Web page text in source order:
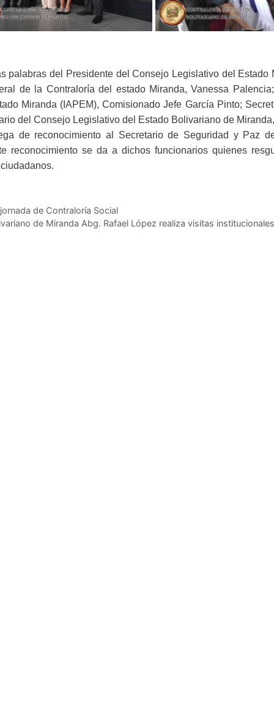
palabras del Presidente del Consejo Legislativo del Estado
de la Contraloría del estado Miranda, Vanessa
Miranda (IAPEM), Comisionado Jefe García Pinto;
del Consejo Legislativo del Estado Bolivariano de
de reconocimiento al Secretario de Seguridad y Paz
reconocimiento se da a dichos funcionarios quienes
de Contraloría Social
de Miranda Abg. Rafael López realiza visitas